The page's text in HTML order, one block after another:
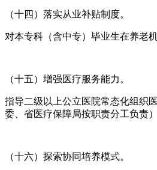
（十四）落实从业补贴制度。
对本专科（含中专）毕业生在养老
（十五）增强医疗服务能力。
指导二级以上公立医院常态化组织
委、省医疗保障局按职责分工负责）
（十六）探索协同培养模式。